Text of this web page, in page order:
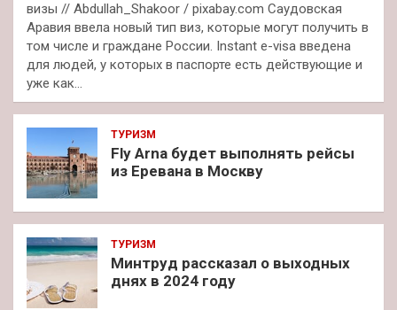
визы // Abdullah_Shakoor / pixabay.com Саудовская
Аравия ввела новый тип виз, которые могут получить в
том числе и граждане России. Instant e-visa введена
для людей, у которых в паспорте есть действующие и
уже как…
ТУРИЗМ
Fly Arna будет выполнять рейсы
из Еревана в Москву
ТУРИЗМ
Минтруд рассказал о выходных
днях в 2024 году